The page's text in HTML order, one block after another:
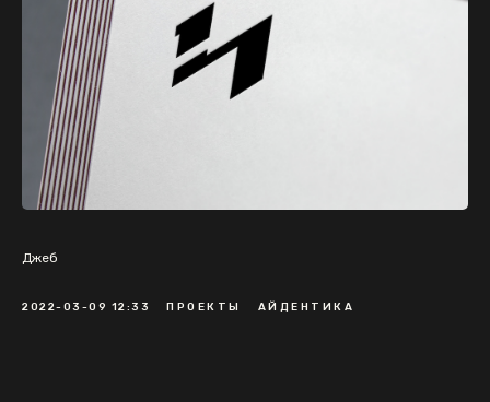
Джеб
2022-03-09 12:33 ПРОЕКТЫ АЙДЕНТИКА